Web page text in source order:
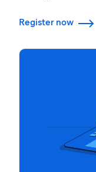
Register now